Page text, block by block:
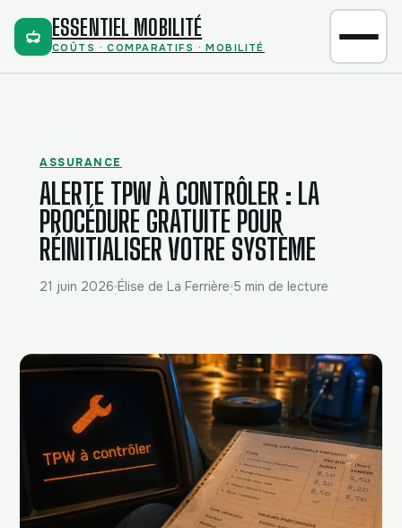
ESSENTIEL MOBILITÉ
COÛTS · COMPARATIFS · MOBILITÉ
ASSURANCE
ALERTE TPW À CONTRÔLER : LA
PROCÉDURE GRATUITE POUR
RÉINITIALISER VOTRE SYSTÈME
21 juin 2026·Élise de La Ferrière·5 min de lecture